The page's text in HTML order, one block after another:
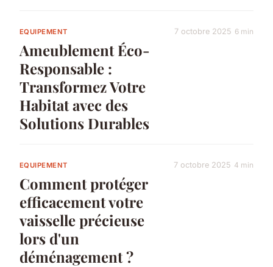
EQUIPEMENT
Ameublement Éco-
Responsable :
Transformez Votre
Habitat avec des
Solutions Durables
7 octobre 2025 6 min
EQUIPEMENT
Comment protéger
efficacement votre
vaisselle précieuse
lors d'un
déménagement ?
7 octobre 2025 4 min